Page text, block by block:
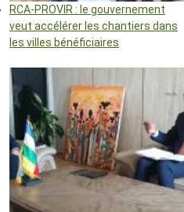
RCA-PROVIR : le gouvernement
veut accélérer les chantiers dans
les villes bénéficiaires